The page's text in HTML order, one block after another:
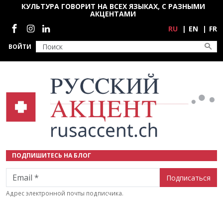
Перейти к основному содержанию
ВОЙТИ
КУЛЬТУРА ГОВОРИТ НА ВСЕХ ЯЗЫКАХ, С РАЗНЫМИ
АКЦЕНТАМИ
Социальные сети
RU EN FR
ПОДПИШИТЕСЬ НА БЛОГ
Email
Адрес электронной почты подписчика.